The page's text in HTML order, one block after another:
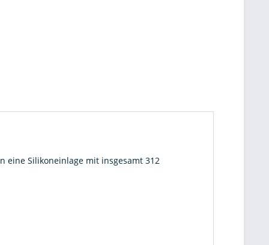
eine Silikoneinlage mit insgesamt 312